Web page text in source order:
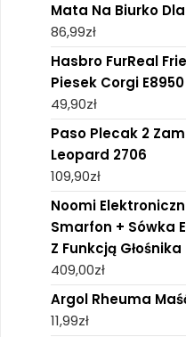
Mata Na Biurko
86,99zł
Hasbro FurReal
Piesek Corgi E8950
49,90zł
Paso Plecak 2
Leopard 2706
109,90zł
Noomi
Smarfon + Sówka
Z Funkcją
409,00zł
Argol Rheuma
11,99zł